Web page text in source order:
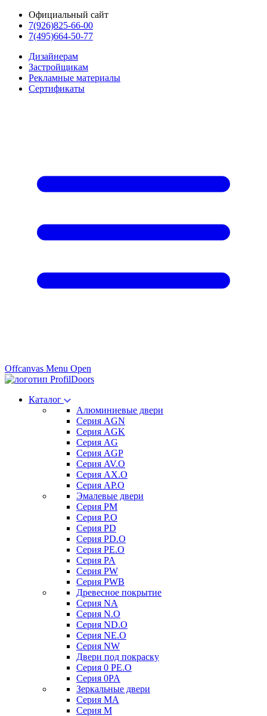
Официальный сайт
7(926)825-66-00
7(495)664-50-77
Дизайнерам
Застройщикам
Рекламные материалы
Сертификаты
Offcanvas Menu Open
Каталог
Алюминиевые двери
Серия AGN
Серия AGK
Серия AG
Серия AGP
Серия AV.O
Серия AX.O
Серия AP.O
Эмалевые двери
Серия PM
Серия P.O
Серия PD
Серия PD.O
Серия PE.O
Серия PA
Серия PW
Серия PWB
Древесное покрытие
Серия NA
Серия N.O
Серия ND.O
Серия NE.O
Серия NW
Двери под покраску
Серия 0 PE.O
Серия 0PA
Зеркальные двери
Серия MA
Серия M